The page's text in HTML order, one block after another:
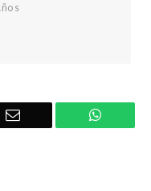
Email